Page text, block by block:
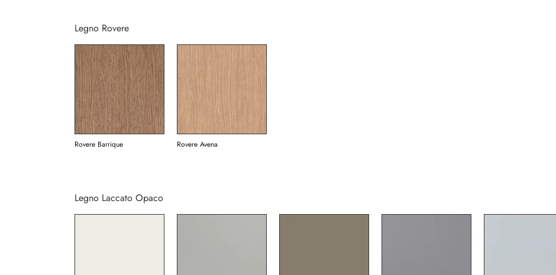
Legno Rovere
Rovere Barrique Rovere Avena
Legno Laccato Opaco